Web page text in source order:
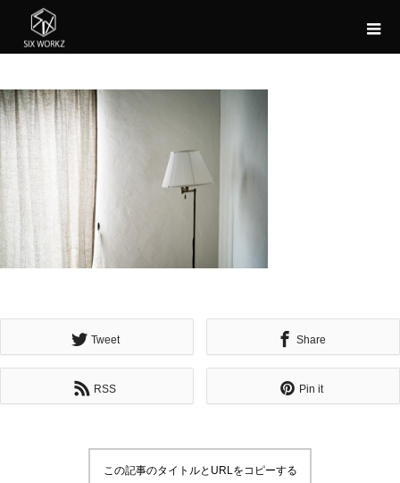
Tweet Share
RSS Pin it
この記事のタイトルとURLをコピーする